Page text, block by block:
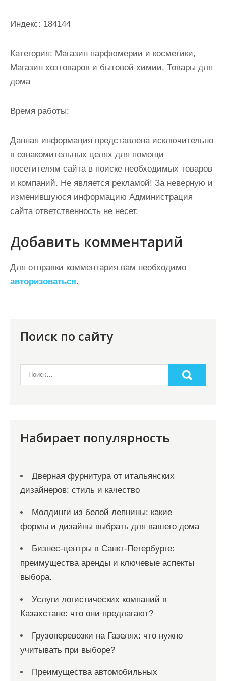
Индекс: 184144
Категория: Магазин парфюмерии и косметики,
Магазин хозтоваров и бытовой химии, Товары для
дома
Время работы:
Данная информация представлена исключительно
в ознакомительных целях для помощи
посетителям сайта в поиске необходимых товаров
и компаний. Не является рекламой! За неверную и
изменившуюся информацию Администрация
сайта ответственность не несет.
Добавить комментарий
Для отправки комментария вам необходимо
авторизоваться.
Поиск по сайту
Набирает популярность
Дверная фурнитура от итальянских
дизайнеров: стиль и качество
Молдинги из белой лепнины: какие
формы и дизайны выбрать для вашего дома
Бизнес-центры в Санкт-Петербурге:
преимущества аренды и ключевые аспекты
выбора.
Услуги логистических компаний в
Казахстане: что они предлагают?
Грузоперевозки на Газелях: что нужно
учитывать при выборе?
Преимущества автомобильных